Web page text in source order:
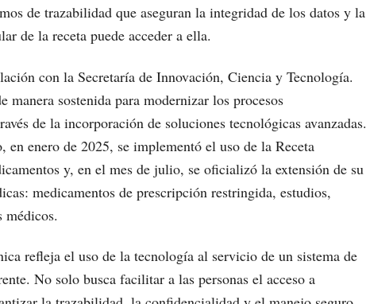
de trazabilidad que aseguran la integridad de los datos y la
de la receta puede acceder a ella.
con la Secretaría de Innovación, Ciencia y Tecnología.
manera sostenida para modernizar los procesos
de la incorporación de soluciones tecnológicas avanzadas.
en enero de 2025, se implementó el uso de la Receta
y, en el mes de julio, se oficializó la extensión de su
medicamentos de prescripción restringida, estudios,
médicos.
refleja el uso de la tecnología al servicio de un sistema de
No solo busca facilitar a las personas el acceso a